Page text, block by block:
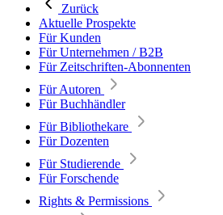
Zurück
Aktuelle Prospekte
Für Kunden
Für Unternehmen / B2B
Für Zeitschriften-Abonnenten
Für Autoren
Für Buchhändler
Für Bibliothekare
Für Dozenten
Für Studierende
Für Forschende
Rights & Permissions